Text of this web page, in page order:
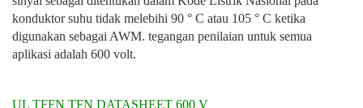
konduktor suhu tidak melebihi 90 ° C atau 105 ° C ketika
digunakan sebagai AWM. tegangan penilaian untuk semua
aplikasi adalah 600 volt.
UL TFFN TFN DATASHEET 600 V